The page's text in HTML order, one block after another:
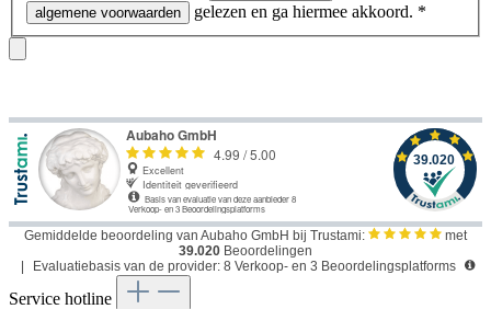
algemene voorwaarden gelezen en ga hiermee akkoord. *
Gemiddelde beoordeling van Aubaho GmbH bij Trustami:
met
39.020 Beoordelingen
|
Evaluatiebasis van de provider: 8 Verkoop- en 3 Beoordelingsplatforms
Service hotline